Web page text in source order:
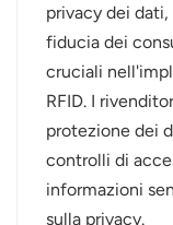
privacy dei
fiducia dei
cruciali
RFID. I
protezione dei
controlli di
informazioni
sulla privacy.